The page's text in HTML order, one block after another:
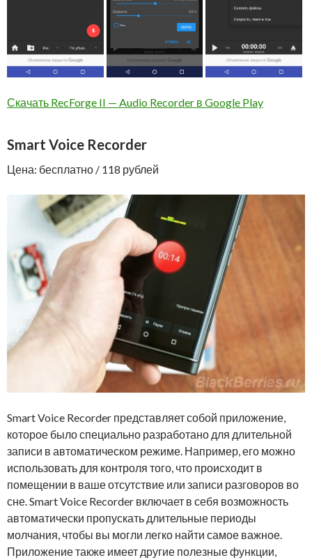
Скачать RecForge II — Audio Recorder в Google Play
Smart Voice Recorder
Цена: бесплатно / 118 рублей
Smart Voice Recorder представляет собой приложение,
которое было специально разработано для длительной
записи в автоматическом режиме. Например, его можно
использовать для контроля того, что происходит в
помещении в ваше отсутствие или записи разговоров во
сне. Smart Voice Recorder включает в себя возможность
автоматически пропускать длительные периоды
молчания, чтобы вы могли легко найти самое важное.
Приложение также имеет другие полезные функции,